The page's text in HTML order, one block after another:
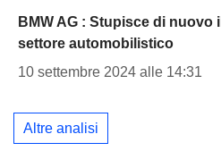
BMW AG : Stupisce di nuovo il
settore automobilistico
10 settembre 2024 alle 14:31
Altre analisi